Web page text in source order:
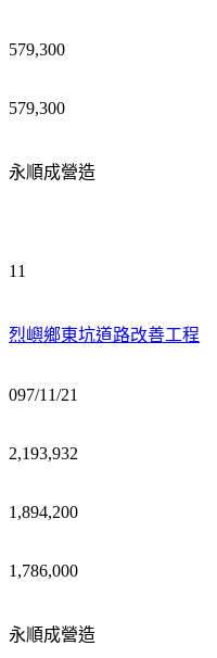
579,300
579,300
永順成營造
11
烈嶼鄉東坑道路改善工程
097/11/21
2,193,932
1,894,200
1,786,000
永順成營造